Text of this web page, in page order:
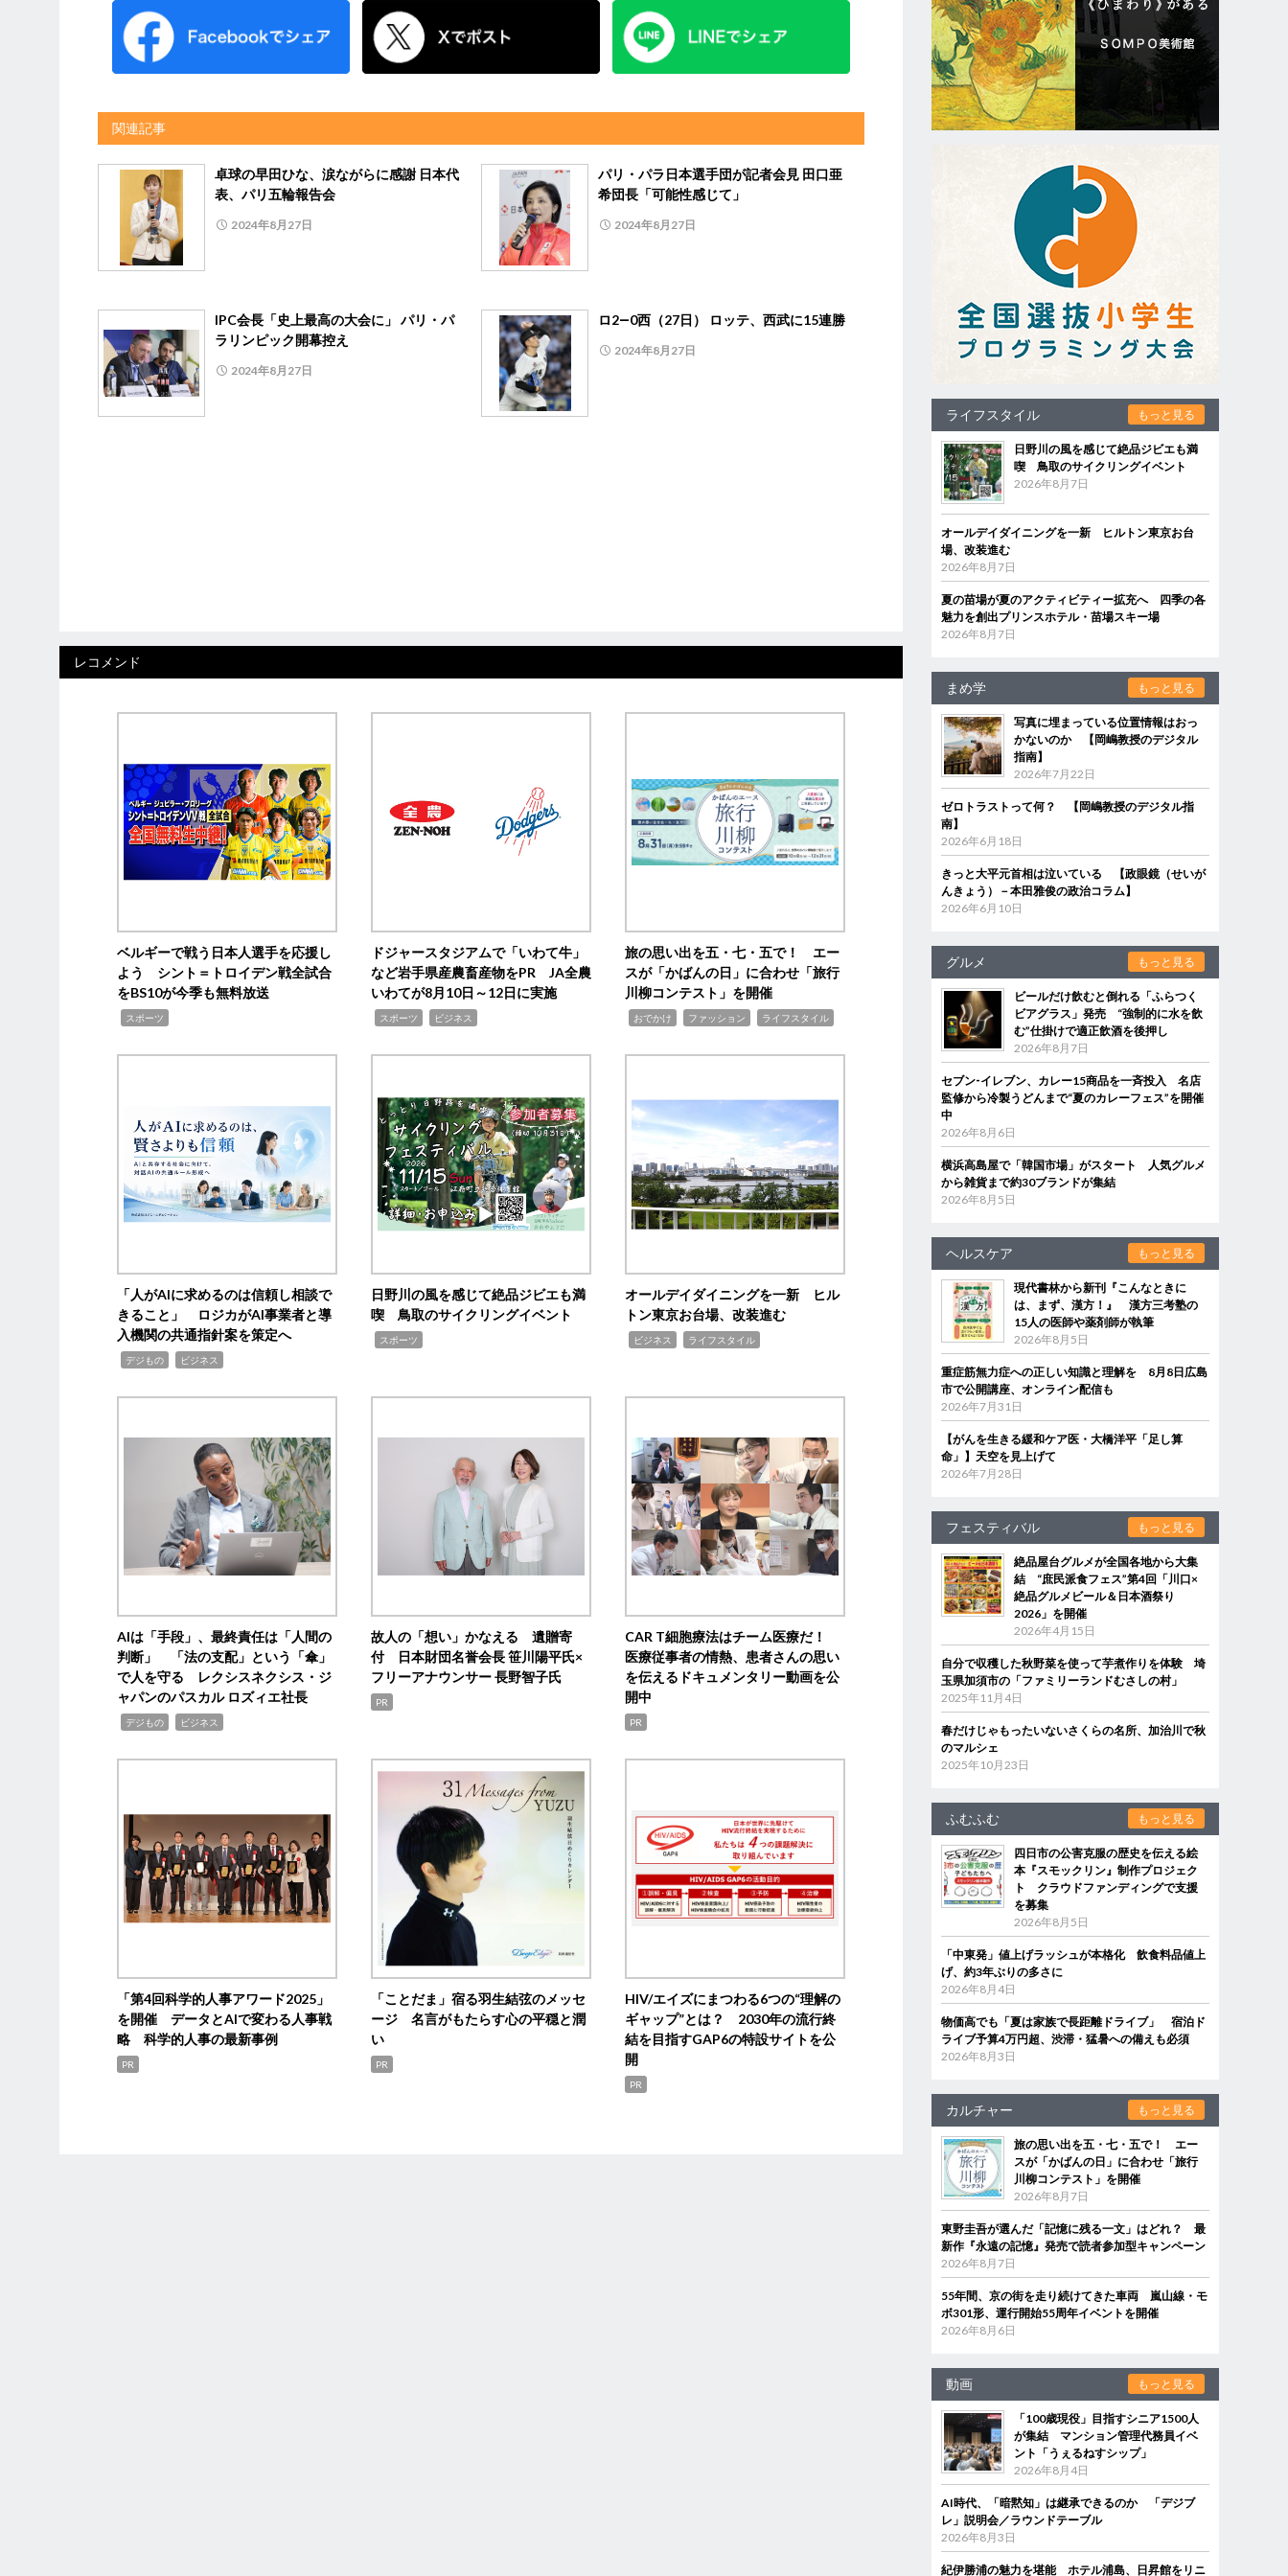
関連記事
卓球の早田ひな、涙ながらに感謝 日本代
表、パリ五輪報告会
2024年8月27日
パリ・パラ日本選手団が記者会見 田口亜
希団長「可能性感じて」
2024年8月27日
IPC会長「史上最高の大会に」 パリ・パ
ラリンピック開幕控え
2024年8月27日
ロ2―0西（27日） ロッテ、西武に15連勝
2024年8月27日
レコメンド
ベルギーで戦う日本人選手を応援し
よう シント＝トロイデン戦全試合
をBS10が今季も無料放送
スポーツ
ドジャースタジアムで「いわて牛」
など岩手県産農畜産物をPR JA全農
いわてが8月10日～12日に実施
スポーツ ビジネス
旅の思い出を五・七・五で！ エー
スが「かばんの日」に合わせ「旅行
川柳コンテスト」を開催
おでかけ ファッション ライフスタイル
「人がAIに求めるのは信頼し相談で
きること」 ロジカがAI事業者と導
入機関の共通指針案を策定へ
デジもの ビジネス
日野川の風を感じて絶品ジビエも満
喫 鳥取のサイクリングイベント
スポーツ
オールデイダイニングを一新 ヒル
トン東京お台場、改装進む
ビジネス ライフスタイル
AIは「手段」、最終責任は「人間の
判断」 「法の支配」という「傘」
で人を守る レクシスネクシス・ジ
ャパンのパスカル ロズィエ社長
デジもの ビジネス
故人の「想い」かなえる 遺贈寄
付 日本財団名誉会長 笹川陽平氏×
フリーアナウンサー 長野智子氏
PR
CAR T細胞療法はチーム医療だ！
医療従事者の情熱、患者さんの思い
を伝えるドキュメンタリー動画を公
開中
PR
「第4回科学的人事アワード2025」
を開催 データとAIで変わる人事戦
略 科学的人事の最新事例
PR
「ことだま」宿る羽生結弦のメッセ
ージ 名言がもたらす心の平穏と潤
い
PR
HIV/エイズにまつわる6つの“理解の
ギャップ”とは？ 2030年の流行終
結を目指すGAP6の特設サイトを公
開
PR
ライフスタイル もっと見る
日野川の風を感じて絶品ジビエも満
喫 鳥取のサイクリングイベント
2026年8月7日
オールデイダイニングを一新 ヒルトン東京お台
場、改装進む
2026年8月7日
夏の苗場が夏のアクティビティー拡充へ 四季の各
魅力を創出プリンスホテル・苗場スキー場
2026年8月7日
まめ学 もっと見る
写真に埋まっている位置情報はおっ
かないのか 【岡嶋教授のデジタル
指南】
2026年7月22日
ゼロトラストって何？ 【岡嶋教授のデジタル指
南】
2026年6月18日
きっと大平元首相は泣いている 【政眼鏡（せいが
んきょう）－本田雅俊の政治コラム】
2026年6月10日
グルメ もっと見る
ビールだけ飲むと倒れる「ふらつく
ビアグラス」発売 “強制的に水を飲
む”仕掛けで適正飲酒を後押し
2026年8月7日
セブン‐イレブン、カレー15商品を一斉投入 名店
監修から冷製うどんまで“夏のカレーフェス”を開催
中
2026年8月6日
横浜高島屋で「韓国市場」がスタート 人気グルメ
から雑貨まで約30ブランドが集結
2026年8月5日
ヘルスケア もっと見る
現代書林から新刊『こんなときに
は、まず、漢方！』 漢方三考塾の
15人の医師や薬剤師が執筆
2026年8月5日
重症筋無力症への正しい知識と理解を 8月8日広島
市で公開講座、オンライン配信も
2026年7月31日
【がんを生きる緩和ケア医・大橋洋平「足し算
命」】天空を見上げて
2026年7月28日
フェスティバル もっと見る
絶品屋台グルメが全国各地から大集
結 “庶民派食フェス”第4回「川口×
絶品グルメビール＆日本酒祭り
2026」を開催
2026年4月15日
自分で収穫した秋野菜を使って芋煮作りを体験 埼
玉県加須市の「ファミリーランドむさしの村」
2025年11月4日
春だけじゃもったいないさくらの名所、加治川で秋
のマルシェ
2025年10月23日
ふむふむ もっと見る
四日市の公害克服の歴史を伝える絵
本『スモックリン』制作プロジェク
ト クラウドファンディングで支援
を募集
2026年8月5日
「中東発」値上げラッシュが本格化 飲食料品値上
げ、約3年ぶりの多さに
2026年8月4日
物価高でも「夏は家族で長距離ドライブ」 宿泊ド
ライブ予算4万円超、渋滞・猛暑への備えも必須
2026年8月3日
カルチャー もっと見る
旅の思い出を五・七・五で！ エー
スが「かばんの日」に合わせ「旅行
川柳コンテスト」を開催
2026年8月7日
東野圭吾が選んだ「記憶に残る一文」はどれ？ 最
新作『永遠の記憶』発売で読者参加型キャンペーン
2026年8月7日
55年間、京の街を走り続けてきた車両 嵐山線・モ
ボ301形、運行開始55周年イベントを開催
2026年8月6日
動画 もっと見る
「100歳現役」目指すシニア1500人
が集結 マンション管理代務員イベ
ント「うぇるねすシップ」
2026年8月4日
AI時代、「暗黙知」は継承できるのか 「デジブ
レ」説明会／ラウンドテーブル
2026年8月3日
紀伊勝浦の魅力を堪能 ホテル浦島、日昇館をリニ